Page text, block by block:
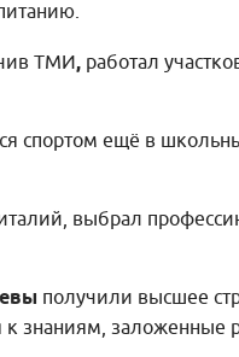
ТМИ, работал
спортом ещё в
выбрал
получили высшее
знаниям, заложенные